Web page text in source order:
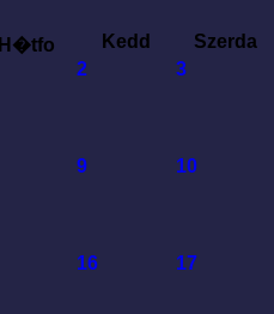
H�tfo Kedd Szerda
2 3
9 10
16 17